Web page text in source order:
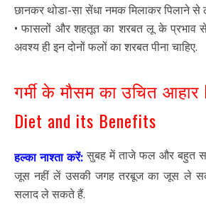
छानकर थोडा-सा सेंधा नमक मिलाकर पिलाने
• फासलों और शहतूत का शरबत लू के प्रभाव से
अवश्य ही इन दोनों फलों का शरबत पीना चाहिए.
गर्मी के मौसम का उचित आहार
Diet and its Benefits
हल्का नाश्ता करें:सुबह में ताजे फल और बहुत
जूस नहीं लें उसकी जगह तरबूज का जूस ले
सलाद ले सकते हैं.